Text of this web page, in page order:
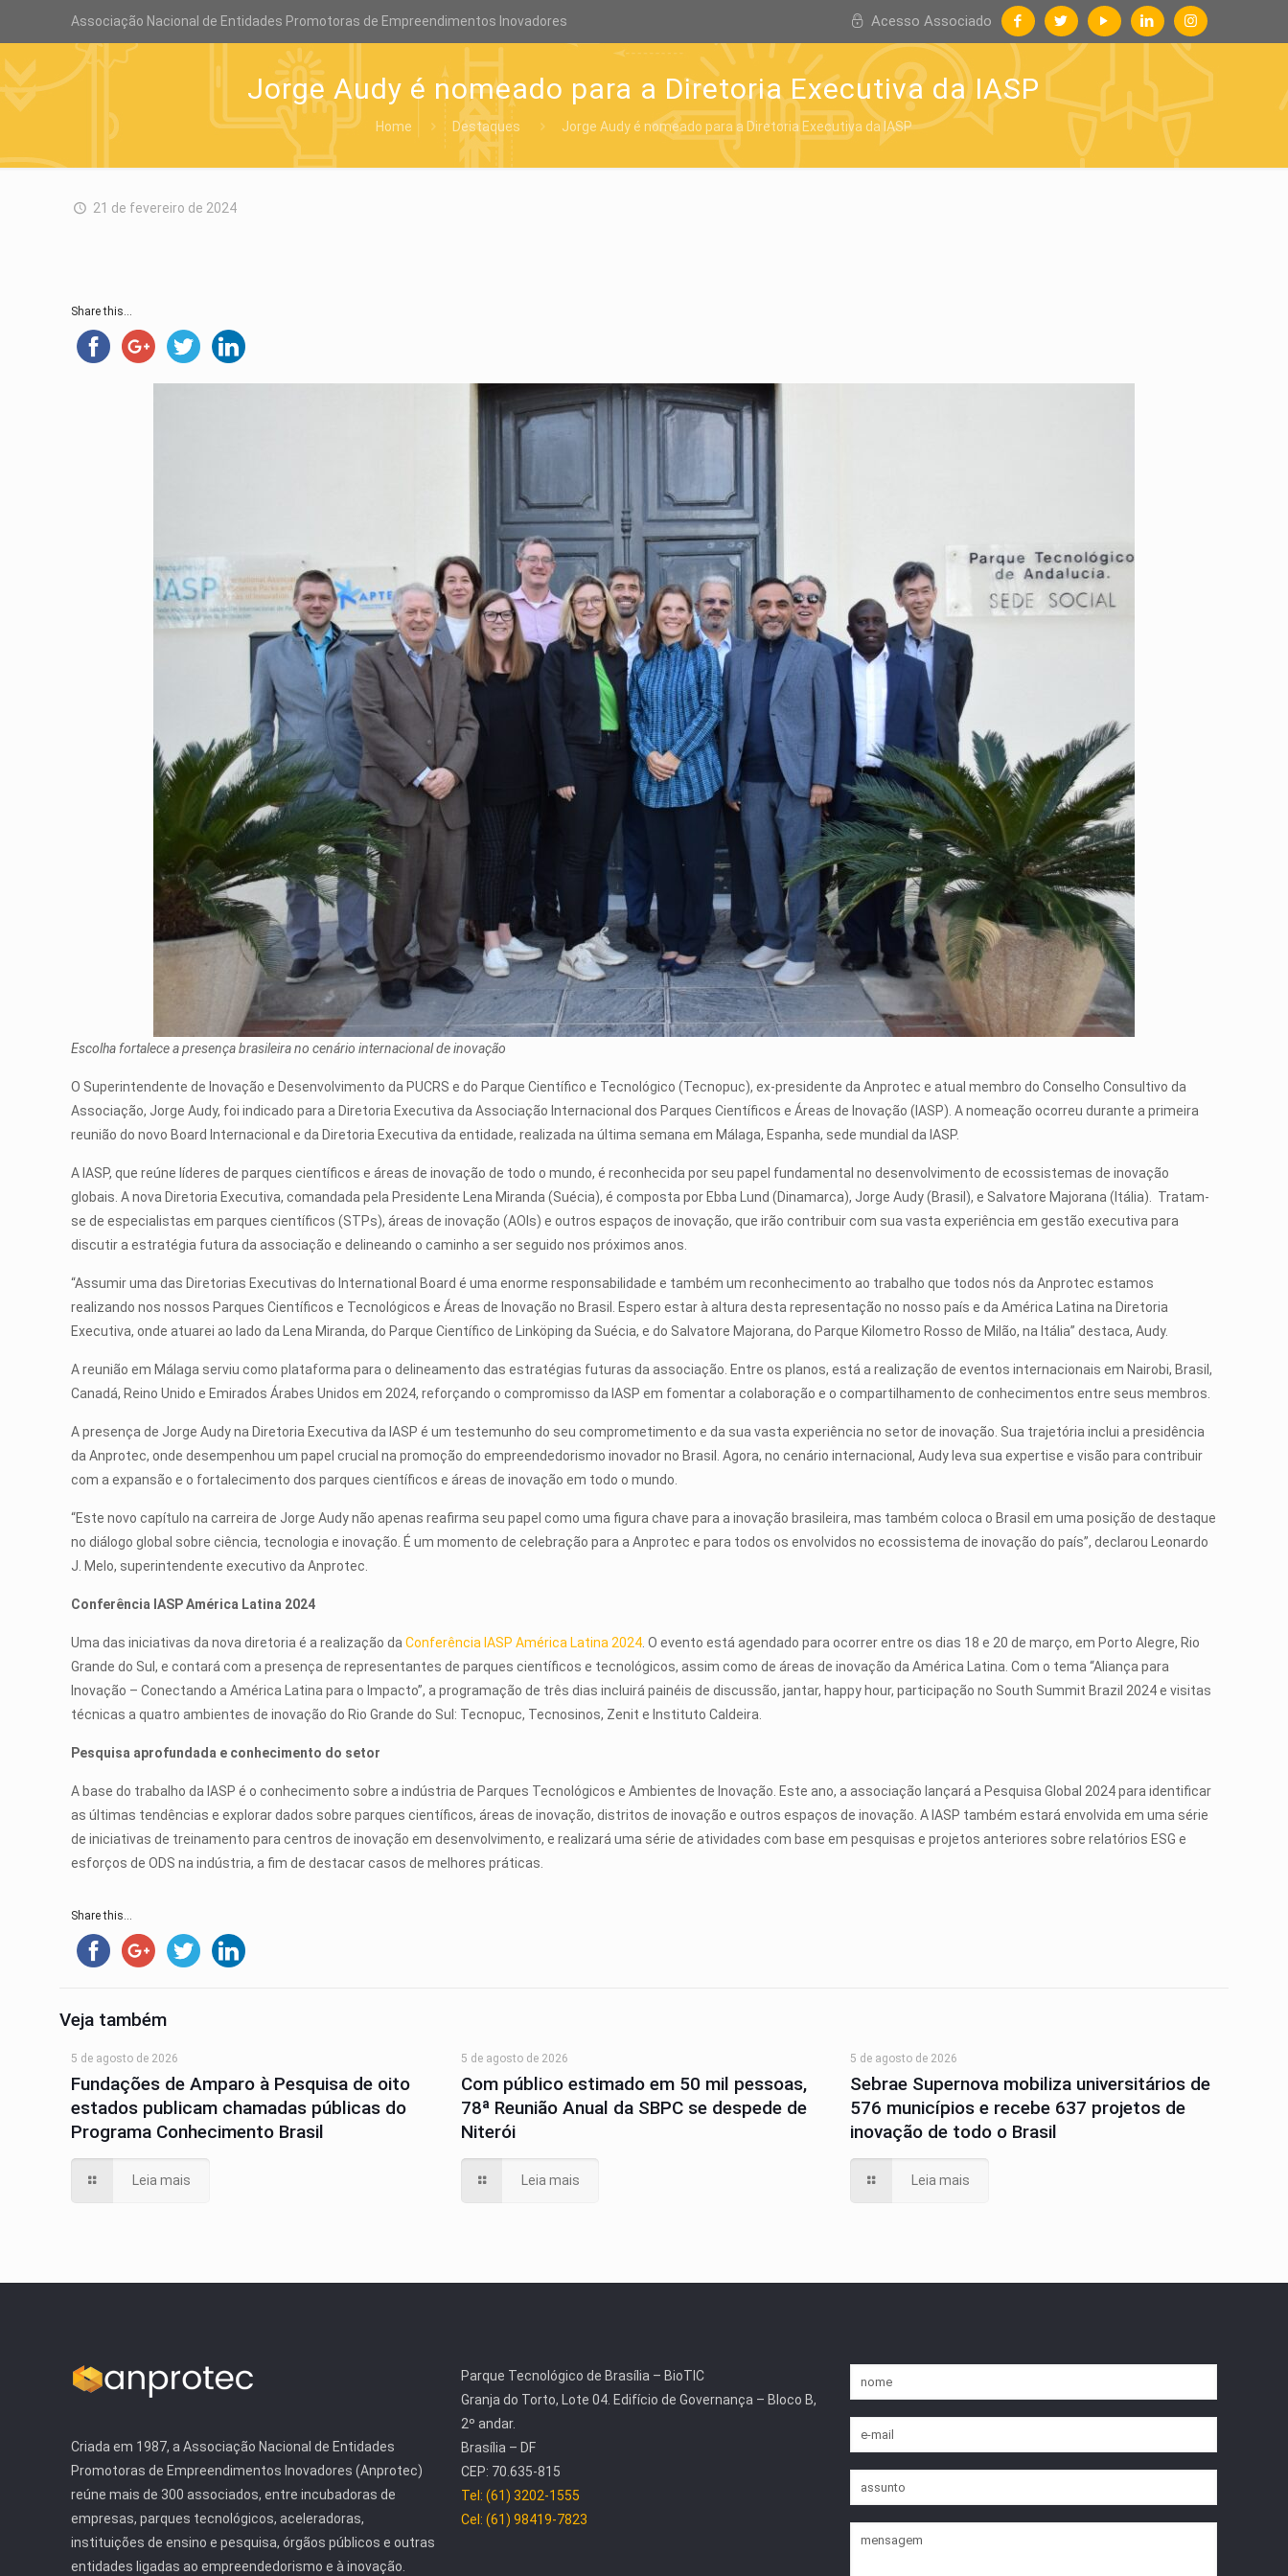
Associação Nacional de Entidades Promotoras de Empreendimentos Inovadores Acesso Associado
Jorge Audy é nomeado para a Diretoria Executiva da IASP
Home Destaques Jorge Audy é nomeado para a Diretoria Executiva da IASP
21 de fevereiro de 2024
Share this...
Escolha fortalece a presença brasileira no cenário internacional de inovação
O Superintendente de Inovação e Desenvolvimento da PUCRS e do Parque Científico e Tecnológico (Tecnopuc), ex-presidente da Anprotec e atual membro do Conselho Consultivo da
Associação, Jorge Audy, foi indicado para a Diretoria Executiva da Associação Internacional dos Parques Científicos e Áreas de Inovação (IASP). A nomeação ocorreu durante a primeira
reunião do novo Board Internacional e da Diretoria Executiva da entidade, realizada na última semana em Málaga, Espanha, sede mundial da IASP.
A IASP, que reúne líderes de parques científicos e áreas de inovação de todo o mundo, é reconhecida por seu papel fundamental no desenvolvimento de ecossistemas de inovação
globais. A nova Diretoria Executiva, comandada pela Presidente Lena Miranda (Suécia), é composta por Ebba Lund (Dinamarca), Jorge Audy (Brasil), e Salvatore Majorana (Itália). Tratam-
se de especialistas em parques científicos (STPs), áreas de inovação (AOIs) e outros espaços de inovação, que irão contribuir com sua vasta experiência em gestão executiva para
discutir a estratégia futura da associação e delineando o caminho a ser seguido nos próximos anos.
“Assumir uma das Diretorias Executivas do International Board é uma enorme responsabilidade e também um reconhecimento ao trabalho que todos nós da Anprotec estamos
realizando nos nossos Parques Científicos e Tecnológicos e Áreas de Inovação no Brasil. Espero estar à altura desta representação no nosso país e da América Latina na Diretoria
Executiva, onde atuarei ao lado da Lena Miranda, do Parque Científico de Linköping da Suécia, e do Salvatore Majorana, do Parque Kilometro Rosso de Milão, na Itália” destaca, Audy.
A reunião em Málaga serviu como plataforma para o delineamento das estratégias futuras da associação. Entre os planos, está a realização de eventos internacionais em Nairobi, Brasil,
Canadá, Reino Unido e Emirados Árabes Unidos em 2024, reforçando o compromisso da IASP em fomentar a colaboração e o compartilhamento de conhecimentos entre seus membros.
A presença de Jorge Audy na Diretoria Executiva da IASP é um testemunho do seu comprometimento e da sua vasta experiência no setor de inovação. Sua trajetória inclui a presidência
da Anprotec, onde desempenhou um papel crucial na promoção do empreendedorismo inovador no Brasil. Agora, no cenário internacional, Audy leva sua expertise e visão para contribuir
com a expansão e o fortalecimento dos parques científicos e áreas de inovação em todo o mundo.
“Este novo capítulo na carreira de Jorge Audy não apenas reafirma seu papel como uma figura chave para a inovação brasileira, mas também coloca o Brasil em uma posição de destaque
no diálogo global sobre ciência, tecnologia e inovação. É um momento de celebração para a Anprotec e para todos os envolvidos no ecossistema de inovação do país”, declarou Leonardo
J. Melo, superintendente executivo da Anprotec.
Conferência IASP América Latina 2024
Uma das iniciativas da nova diretoria é a realização daConferência IASP América Latina 2024 . O evento está agendado para ocorrer entre os dias 18 e 20 de março, em Porto Alegre, Rio
Grande do Sul, e contará com a presença de representantes de parques científicos e tecnológicos, assim como de áreas de inovação da América Latina. Com o tema “Aliança para
Inovação – Conectando a América Latina para o Impacto”, a programação de três dias incluirá painéis de discussão, jantar, happy hour, participação no South Summit Brazil 2024 e visitas
técnicas a quatro ambientes de inovação do Rio Grande do Sul: Tecnopuc, Tecnosinos, Zenit e Instituto Caldeira.
Pesquisa aprofundada e conhecimento do setor
A base do trabalho da IASP é o conhecimento sobre a indústria de Parques Tecnológicos e Ambientes de Inovação. Este ano, a associação lançará a Pesquisa Global 2024 para identificar
as últimas tendências e explorar dados sobre parques científicos, áreas de inovação, distritos de inovação e outros espaços de inovação. A IASP também estará envolvida em uma série
de iniciativas de treinamento para centros de inovação em desenvolvimento, e realizará uma série de atividades com base em pesquisas e projetos anteriores sobre relatórios ESG e
esforços de ODS na indústria, a fim de destacar casos de melhores práticas.
Share this...
Veja também
5 de agosto de 2026
Fundações de Amparo à Pesquisa de oito
estados publicam chamadas públicas do
Programa Conhecimento Brasil
Leia mais
5 de agosto de 2026
Com público estimado em 50 mil pessoas,
78ª Reunião Anual da SBPC se despede de
Niterói
Leia mais
5 de agosto de 2026
Sebrae Supernova mobiliza universitários de
576 municípios e recebe 637 projetos de
inovação de todo o Brasil
Leia mais
Criada em 1987, a Associação Nacional de Entidades
Promotoras de Empreendimentos Inovadores (Anprotec)
reúne mais de 300 associados, entre incubadoras de
empresas, parques tecnológicos, aceleradoras,
instituições de ensino e pesquisa, órgãos públicos e outras
entidades ligadas ao empreendedorismo e à inovação.
Parque Tecnológico de Brasília – BioTIC
Granja do Torto, Lote 04. Edifício de Governança – Bloco B,
2º andar.
Brasília – DF
CEP: 70.635-815
Tel: (61) 3202-1555
Cel: (61) 98419-7823